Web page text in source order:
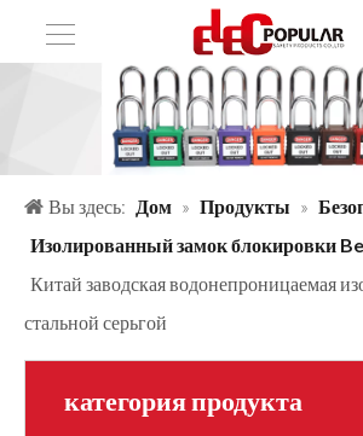
Вы здесь: Дом » Продукты »
Изолированный замок блокировки
Китай заводская водонепроницаемая
стальной серьгой
категория продукта